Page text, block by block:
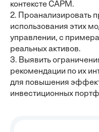
контексте CAPM.
2. Проанализировать
использования этих
управлении, с
реальных активов.
3. Выявить
рекомендации по их
для повышения
инвестиционных